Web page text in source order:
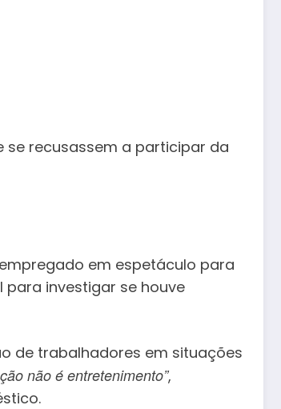
se recusassem a participar da
em espetáculo para
para investigar se houve
de trabalhadores em situações
não é entretenimento”,